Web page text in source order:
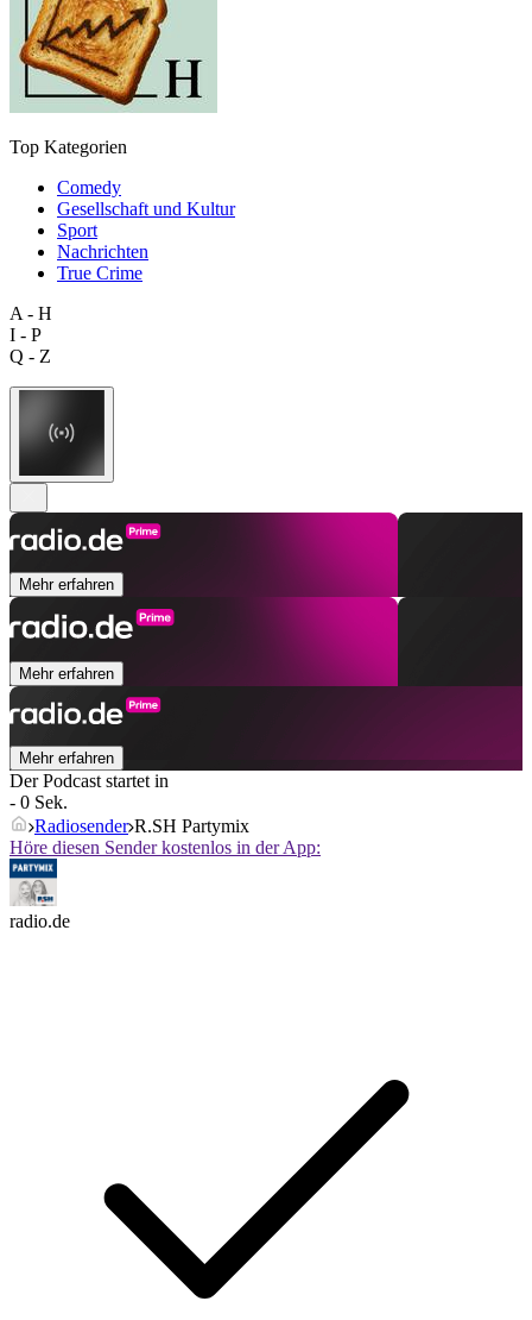
Top Kategorien
Comedy
Gesellschaft und Kultur
Sport
Nachrichten
True Crime
A - H
I - P
Q - Z
Mehr erfahren
Mehr erfahren
Mehr erfahren
Der Podcast startet in
- 0 Sek.
Radiosender R.SH Partymix
Höre diesen Sender kostenlos in der App:
radio.de